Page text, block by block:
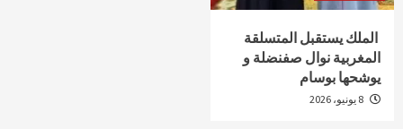
الملك يستقبل المتسلقة
المغربية نوال صفنضلة و
يوشحها بوسام